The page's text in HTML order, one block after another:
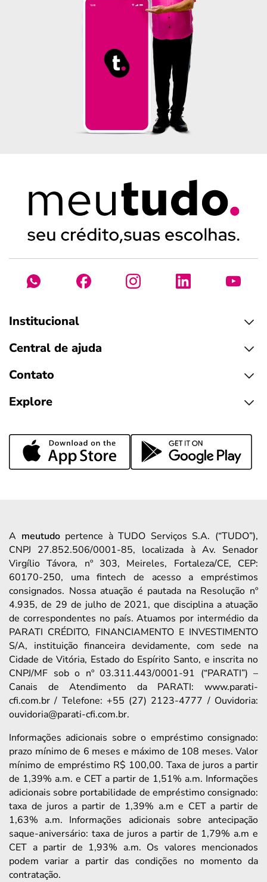
Institucional
Central de ajuda
Contato
Explore
A meutudopertence à TUDO Serviços S.A. (“TUDO”),
CNPJ 27.852.506/0001-85, localizada à Av. Senador
Virgílio Távora, nº 303, Meireles, Fortaleza/CE, CEP:
60170-250, uma fintech de acesso a empréstimos
consignados. Nossa atuação é pautada na Resolução nº
4.935, de 29 de julho de 2021, que disciplina a atuação
de correspondentes no país. Atuamos por intermédio da
PARATI CRÉDITO, FINANCIAMENTO E INVESTIMENTO
S/A, instituição financeira devidamente, com sede na
Cidade de Vitória, Estado do Espírito Santo, e inscrita no
CNPJ/MF sob o nº 03.311.443/0001-91 (“PARATI”) –
Canais de Atendimento da PARATI: www.parati-
cfi.com.br / Telefone: +55 (27) 2123-4777 / Ouvidoria:
ouvidoria@parati-cfi.com.br.
Informações adicionais sobre o empréstimo consignado:
prazo mínimo de 6 meses e máximo de 108 meses. Valor
mínimo de empréstimo R$ 100,00. Taxa de juros a partir
de 1,39% a.m. e CET a partir de 1,51% a.m. Informações
adicionais sobre portabilidade de empréstimo consignado:
taxa de juros a partir de 1,39% a.m e CET a partir de
1,63% a.m. Informações adicionais sobre antecipação
saque-aniversário: taxa de juros a partir de 1,79% a.m e
CET a partir de 1,93% a.m. Os valores mencionados
podem variar a partir das condições no momento da
contratação.